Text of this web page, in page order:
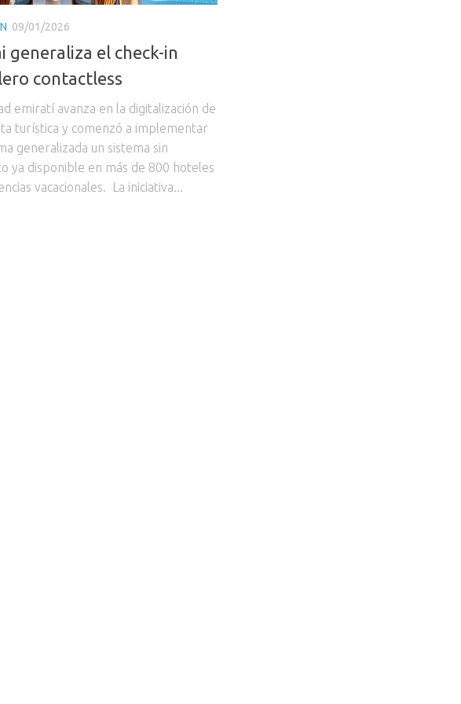
09/01/2026
generaliza el check-in
contactless
emiratí avanza en la digitalización de
turística y comenzó a implementar
generalizada un sistema sin
ya disponible en más de 800 hoteles
vacacionales. La iniciativa...